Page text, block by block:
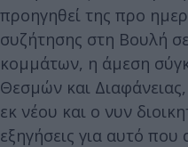
προηγηθεί της προ
συζήτησης στη Βουλή
κομμάτων, η άμεση
Θεσμών και
εκ νέου και ο νυν
εξηγήσεις για αυτό